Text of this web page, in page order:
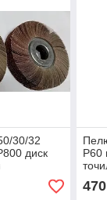
30/32
диск
Р60
470